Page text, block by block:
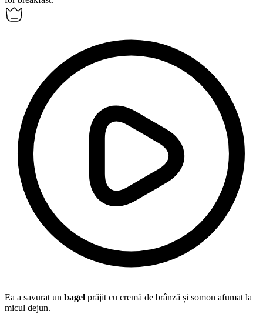
Ea a savurat un bagel prăjit cu cremă de brânză și somon afumat la
micul dejun.